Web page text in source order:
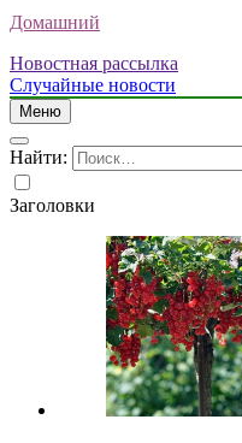
Домашний
Новостная рассылка
Случайные новости
Меню
Найти:
Заголовки